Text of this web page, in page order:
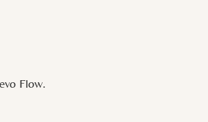
Flow.